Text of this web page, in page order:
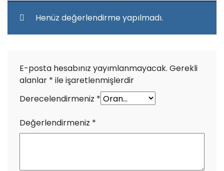
Henüz değerlendirme yapılmadı.
E-posta hesabınız yayımlanmayacak. Gerekli
alanlar * ile işaretlenmişlerdir
Derecelendirmeniz *
Değerlendirmeniz *